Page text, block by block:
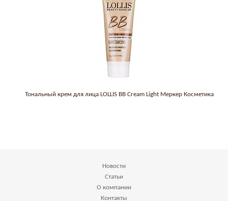
Тональный крем для лица LOLLIS BB Cream Light Меркер Косметика
Новости
Статьи
О компании
Контакты